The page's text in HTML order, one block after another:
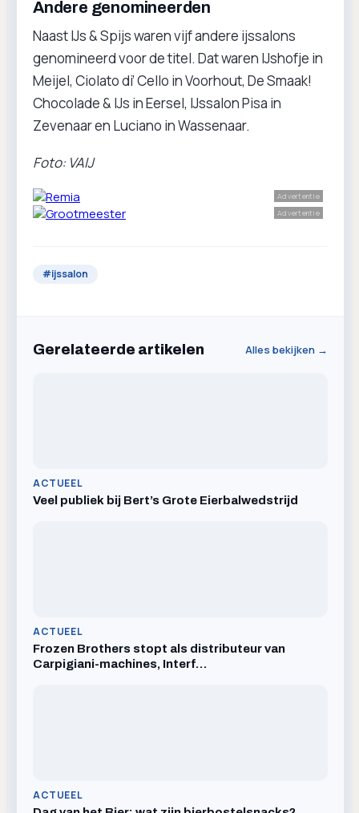
Andere genomineerden
Naast IJs & Spijs waren vijf andere ijssalons
genomineerd voor de titel. Dat waren IJshofje in
Meijel, Ciolato di’ Cello in Voorhout, De Smaak!
Chocolade & IJs in Eersel, IJssalon Pisa in
Zevenaar en Luciano in Wassenaar.
Foto: VAIJ
Advertentie
Advertentie
#ijssalon
Gerelateerde artikelen Alles bekijken →
ACTUEEL
Veel publiek bij Bert’s Grote Eierbalwedstrijd
ACTUEEL
Frozen Brothers stopt als distributeur van
Carpigiani-machines, Interf…
ACTUEEL